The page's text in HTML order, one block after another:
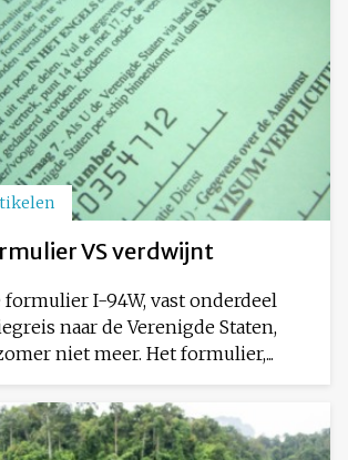
VS verdwijnt
formulier I-94W, vast onderdeel
naar de Verenigde Staten,
niet meer. Het formulier,...